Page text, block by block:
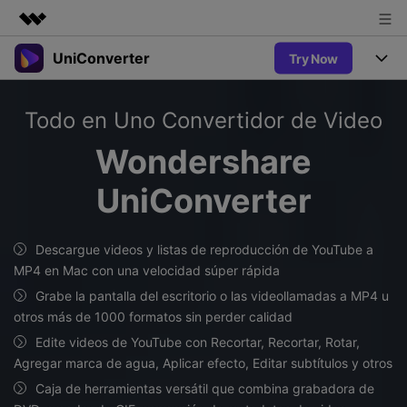
Productos destacados
Utilidades
Quiénes somos
Tienda
Soporte
UniConverter Try Now
UniConverter para Windows
Convertidor de video gratuito
AniSmall-Compresor de Video
AniSmall para Desktop
AniSmall para iOS
Características
Convertir de Voz a Texto
Convertir con precisión de voz a
Convertidor de Video
Disfruta de funciones de
conversión potentes e
inteligentes.
AI Lab
Aficionados al Deporte
Donde hay deporte, está
Ofertas Educativas
Los usuarios educativos disfrutan
de hasta un 60% de DTO.
Ayuda
¿Cómo utilizar Wondershare UniConverter? Aprenda la guía
paso a paso a continuación.
FAQs
Toda la información que necesita para utilizar UniConverter.
Actualizar a VC17
COMPRAR Sign In
Todo en Uno Convertidor de Video
Wondershare
UniConverter
Descargue videos y listas de reproducción de YouTube a
MP4 en Mac con una velocidad súper rápida
Grabe la pantalla del escritorio o las videollamadas a MP4 u
otros más de 1000 formatos sin perder calidad
Edite videos de YouTube con Recortar, Recortar, Rotar,
Agregar marca de agua, Aplicar efecto, Editar subtítulos y otros
Caja de herramientas versátil que combina grabadora de